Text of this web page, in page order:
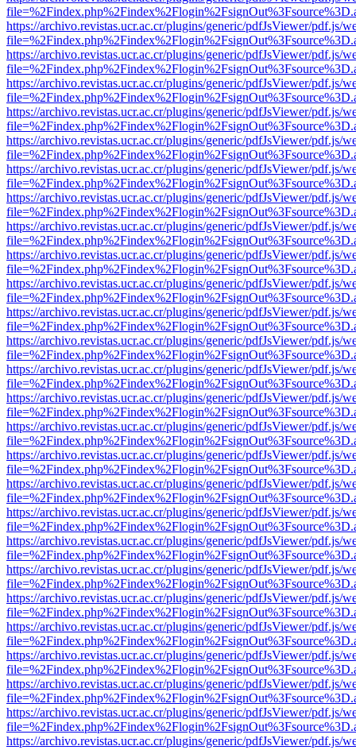
https://archivo.revistas.ucr.ac.cr/plugins/generic/pdfJsViewer/pdf.js/
https://archivo.revistas.ucr.ac.cr/plugins/generic/pdfJsViewer/pdf.js/
https://archivo.revistas.ucr.ac.cr/plugins/generic/pdfJsViewer/pdf.js/
https://archivo.revistas.ucr.ac.cr/plugins/generic/pdfJsViewer/pdf.js/
https://archivo.revistas.ucr.ac.cr/plugins/generic/pdfJsViewer/pdf.js/
https://archivo.revistas.ucr.ac.cr/plugins/generic/pdfJsViewer/pdf.js/
https://archivo.revistas.ucr.ac.cr/plugins/generic/pdfJsViewer/pdf.js/
https://archivo.revistas.ucr.ac.cr/plugins/generic/pdfJsViewer/pdf.js/
https://archivo.revistas.ucr.ac.cr/plugins/generic/pdfJsViewer/pdf.js/
https://archivo.revistas.ucr.ac.cr/plugins/generic/pdfJsViewer/pdf.js/
https://archivo.revistas.ucr.ac.cr/plugins/generic/pdfJsViewer/pdf.js/
https://archivo.revistas.ucr.ac.cr/plugins/generic/pdfJsViewer/pdf.js/
https://archivo.revistas.ucr.ac.cr/plugins/generic/pdfJsViewer/pdf.js/
https://archivo.revistas.ucr.ac.cr/plugins/generic/pdfJsViewer/pdf.js/
https://archivo.revistas.ucr.ac.cr/plugins/generic/pdfJsViewer/pdf.js/
https://archivo.revistas.ucr.ac.cr/plugins/generic/pdfJsViewer/pdf.js/
https://archivo.revistas.ucr.ac.cr/plugins/generic/pdfJsViewer/pdf.js/
https://archivo.revistas.ucr.ac.cr/plugins/generic/pdfJsViewer/pdf.js/
https://archivo.revistas.ucr.ac.cr/plugins/generic/pdfJsViewer/pdf.js/
https://archivo.revistas.ucr.ac.cr/plugins/generic/pdfJsViewer/pdf.js/
https://archivo.revistas.ucr.ac.cr/plugins/generic/pdfJsViewer/pdf.js/
https://archivo.revistas.ucr.ac.cr/plugins/generic/pdfJsViewer/pdf.js/
https://archivo.revistas.ucr.ac.cr/plugins/generic/pdfJsViewer/pdf.js/
https://archivo.revistas.ucr.ac.cr/plugins/generic/pdfJsViewer/pdf.js/
https://archivo.revistas.ucr.ac.cr/plugins/generic/pdfJsViewer/pdf.js/
https://archivo.revistas.ucr.ac.cr/plugins/generic/pdfJsViewer/pdf.js/